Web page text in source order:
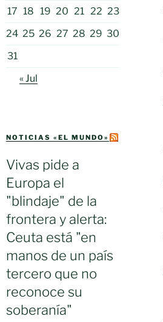
17 18 19 20 21 22 23
24 25 26 27 28 29 30
31
« Jul
NOTICIAS «EL MUNDO»
Vivas pide a
Europa el
"blindaje" de la
frontera y alerta:
Ceuta está "en
manos de un país
tercero que no
reconoce su
soberanía"